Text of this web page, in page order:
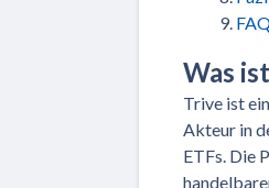
Was
Trive ist
Akteur in
ETFs. Die